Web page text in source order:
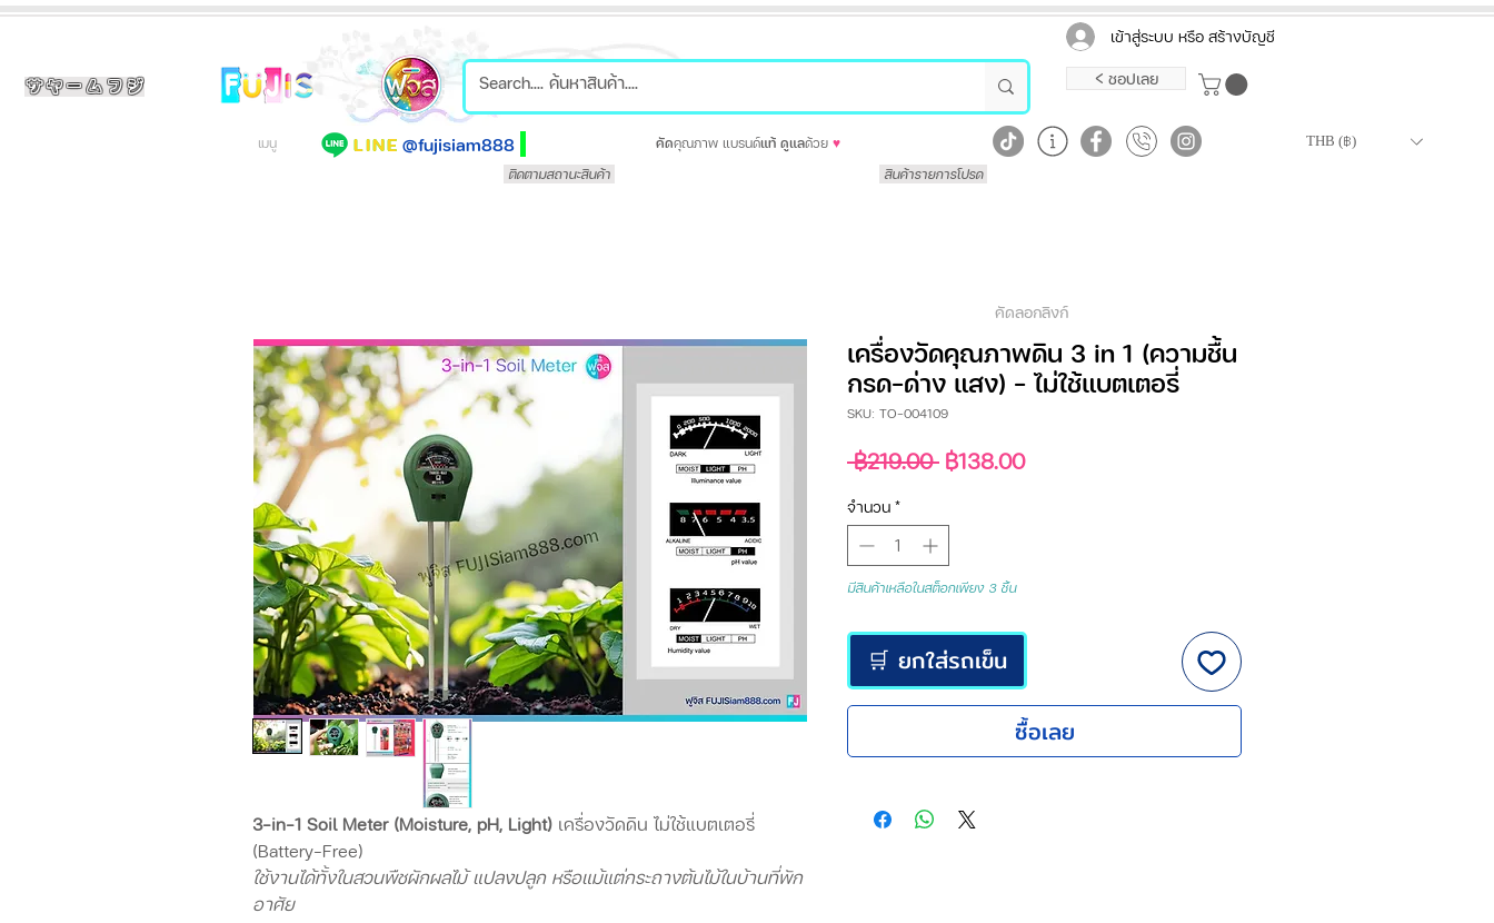
サヤームフジ
@fujisiam888
LINE
เมนู คัดคุณภาพ แบรนด์แท้ ดูแลด้วย ♥
เข้าสู่ระบบ หรือ สร้างบัญชี
< ชอปเลย
THB (฿)
ติดตามสถานะสินค้า สินค้ารายการโปรด
3-in-1 Soil Meter (Moisture, pH, Light) เครื่องวัดดิน ไม่ใช้แบตเตอรี่
(Battery-Free)
ใช้งานได้ทั้งในสวนพืชผักผลไม้ แปลงปลูก หรือแม้แต่กระถางต้นไม้ในบ้านที่พัก
อาศัย
เครื่องวัดคุณภาพดิน 3 in 1 (ความชื้น
กรด-ด่าง แสง) – ไม่ใช้แบตเตอรี่
SKU: TO-004109
฿219.00 ราคา
฿138.00ราคา
จำนวน *
มีสินค้าเหลือในสต็อกเพียง 3 ชิ้น
🛒 ยกใส่รถเข็น
ซื้อเลย
คัดลอกลิงก์